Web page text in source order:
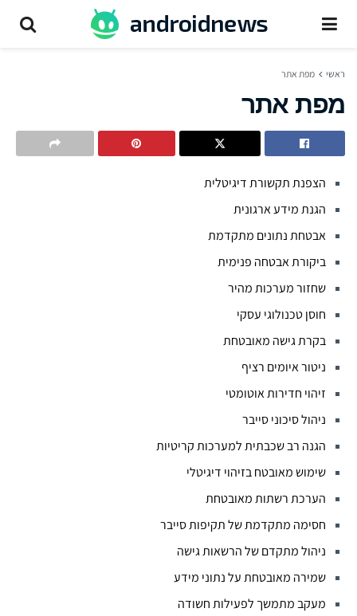
ראשי מפת אתר
מפת אתר
הצפנת תקשורת דיגיטלית
הגנת מידע ארגונית
אבטחת נתונים מתקדמת
ביקורת אבטחה פנימית
שחזור מערכות מהיר
חוסן טכנולוגי עסקי
בקרת גישה מאובטחת
ניטור איומים רציף
זיהוי חדירות אוטומטי
ניהול סיכוני סייבר
הגנה רב שכבתית למערכות קריטיות
שימוש מאובטח בזיהוי דיגיטלי
הערכת רשתות מאובטחת
חסימה מתקדמת של תקיפות סייבר
ניהול מתקדם של הרשאות גישה
שמירה מאובטחת על נתוני מידע
מעקב מתמשך לפעילות חשודה